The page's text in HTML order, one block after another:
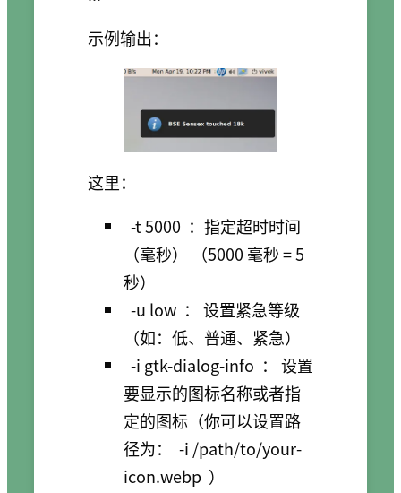
示例输出：
这里：
-t 5000 ：指定超时时间
（毫秒） （5000 毫秒 = 5
秒）
-u low ： 设置紧急等级
（如：低、普通、紧急）
-i gtk-dialog-info ： 设置
要显示的图标名称或者指
定的图标（你可以设置路
径为：
-i /path/to/your-
icon.webp ）